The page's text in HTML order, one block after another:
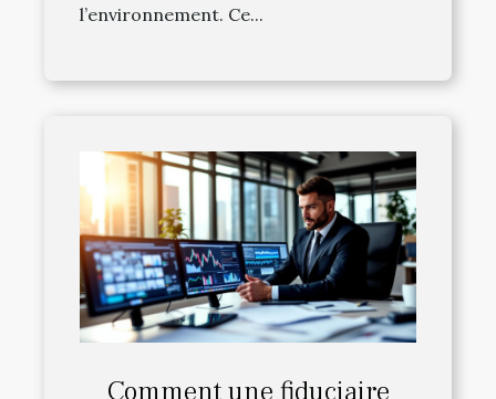
l’environnement. Ce...
Comment une fiduciaire